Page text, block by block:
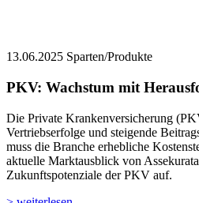
13.06.2025 Sparten/Produkte
PKV: Wachstum mit
Die Private Krankenversicherung
Vertriebserfolge und steigende
muss die Branche erhebliche
aktuelle Marktausblick von
Zukunftspotenziale der PKV auf.